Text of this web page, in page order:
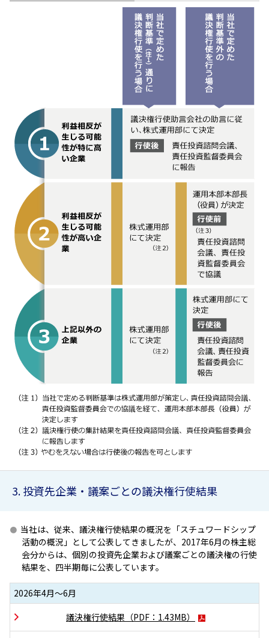
3. 投資先企業・議案ごとの議決権行使結果
当社は、従来、議決権行使結果の概況を「スチュワードシップ
活動の概況」として公表してきましたが、2017年6月の株主総
会分からは、個別の投資先企業および議案ごとの議決権の行使
結果を、四半期毎に公表しています。
2026年4月～6月
議決権行使結果 （PDF： 1.43MB）